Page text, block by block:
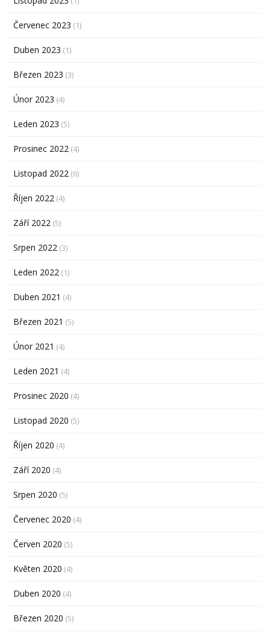
Červenec 2023 (1)
Duben 2023 (1)
Březen 2023 (3)
Únor 2023 (4)
Leden 2023 (5)
Prosinec 2022 (4)
Listopad 2022 (6)
Říjen 2022 (4)
Září 2022 (5)
Srpen 2022 (3)
Leden 2022 (1)
Duben 2021 (4)
Březen 2021 (5)
Únor 2021 (4)
Leden 2021 (4)
Prosinec 2020 (4)
Listopad 2020 (5)
Říjen 2020 (4)
Září 2020 (4)
Srpen 2020 (5)
Červenec 2020 (4)
Červen 2020 (5)
Květen 2020 (4)
Duben 2020 (4)
Březen 2020 (5)